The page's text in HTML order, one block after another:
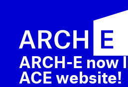
ARCH-E now
ACE website!